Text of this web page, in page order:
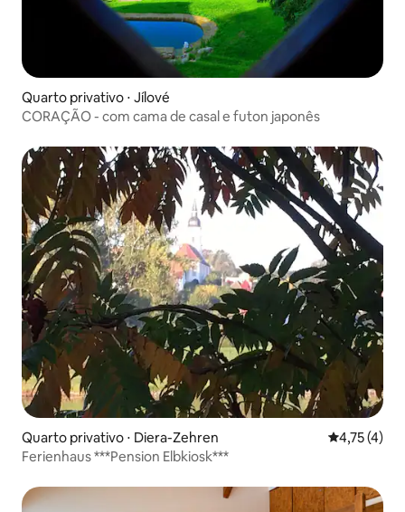
Quarto privativo ⋅ Jílové
CORAÇÃO - com cama de casal e futon japonês
Quarto privativo ⋅ Diera-Zehren 4,75 de
4,75 (4)
Ferienhaus ***Pension Elbkiosk***